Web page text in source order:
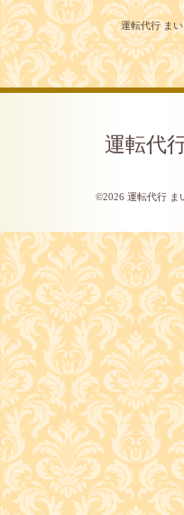
運転代行 ま
運転代
©2026 運転代行 ま